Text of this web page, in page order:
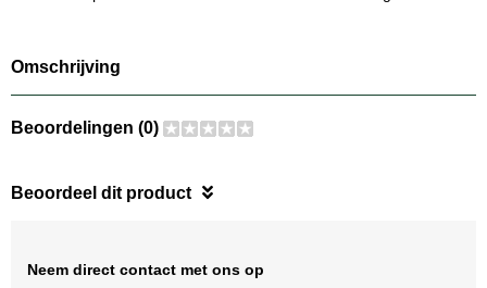
Omschrijving
Beoordelingen (0)
Beoordeel dit product
Neem direct contact met ons op